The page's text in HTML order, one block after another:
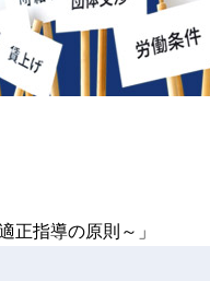
正指導の原則～」